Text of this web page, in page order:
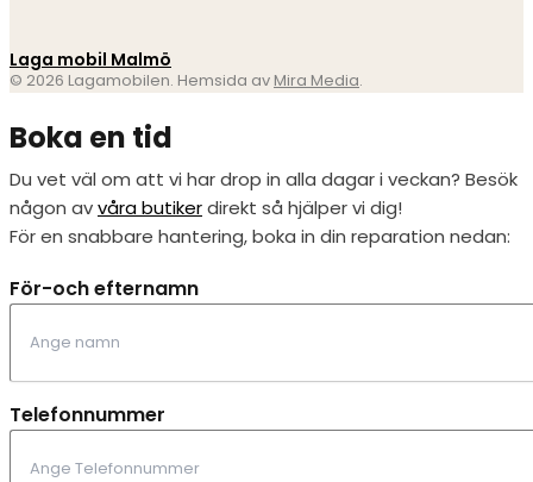
Laga mobil Malmö
© 2026 Lagamobilen. Hemsida av Mira Media.
Boka en tid
Du vet väl om att vi har drop in alla dagar i veckan? Besök
någon avvåra butikerdirekt så hjälper vi dig!
För en snabbare hantering, boka in din reparation nedan:
För-och efternamn
Telefonnummer